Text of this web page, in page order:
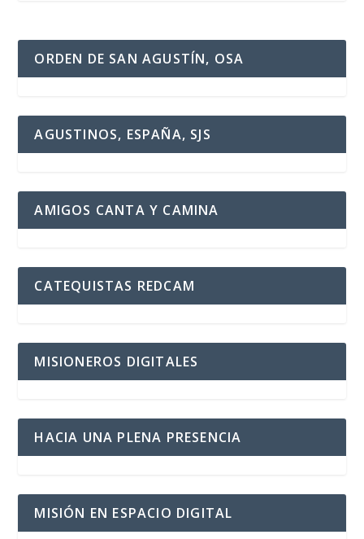
ORDEN DE SAN AGUSTÍN, OSA
AGUSTINOS, ESPAÑA, SJS
AMIGOS CANTA Y CAMINA
CATEQUISTAS REDCAM
MISIONEROS DIGITALES
HACIA UNA PLENA PRESENCIA
MISIÓN EN ESPACIO DIGITAL